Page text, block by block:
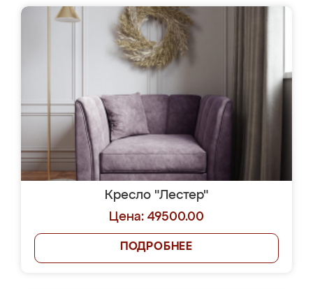
Кресло "Лестер"
Цена: 49500.00
ПОДРОБНЕЕ